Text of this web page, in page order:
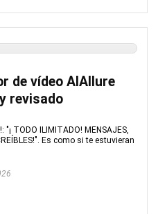
de vídeo AIAllure
revisado
TODO ILIMITADO! MENSAJES,
Es como si te estuvieran